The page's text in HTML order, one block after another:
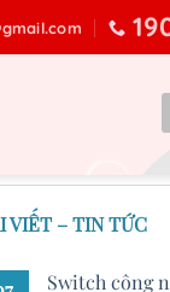
VIẾT – TIN TỨC
Switch công